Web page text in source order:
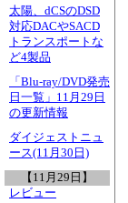
太陽、dCSのDSD
対応DACやSACD
トランスポートな
ど4製品
「Blu-ray/DVD発売
日一覧」11月29日
の更新情報
ダイジェストニュ
ース(11月30日)
【11月29日】
レビュー